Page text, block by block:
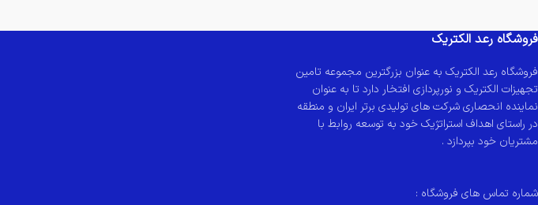
فروشگاه رعد الکتریک
فروشگاه رعد الکتریک به عنوان بزرگترین مجموعه تامین
تجهیزات الکتریک و نورپردازی افتخار دارد تا به عنوان
نماینده انحصاری شرکت های تولیدی برتر ایران و منطقه
در راستای اهداف استراتژیک خود به توسعه روابط با
مشتریان خود بپردازد .
شماره تماس های فروشگاه :